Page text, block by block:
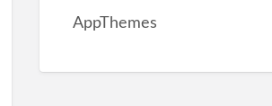
AppThemes